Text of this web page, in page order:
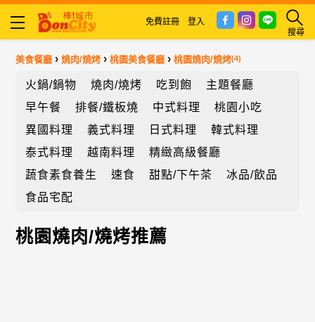
搜尋
免費註冊 登入
美食餐廳 ›燒肉/燒烤 ›桃園美食餐廳 ›桃園燒肉/燒烤(4)
火鍋/鍋物 燒肉/燒烤 吃到飽
主題餐廳
早午餐
排餐/鐵板燒 中式料理
桃園小吃
異國料理
義式料理 日式料理
韓式料理
泰式料理
越南料理
精緻高級餐廳
蔬食素食養生
速食 甜點/下午茶
冰品/飲品
食品宅配
桃園燒肉/燒烤推薦